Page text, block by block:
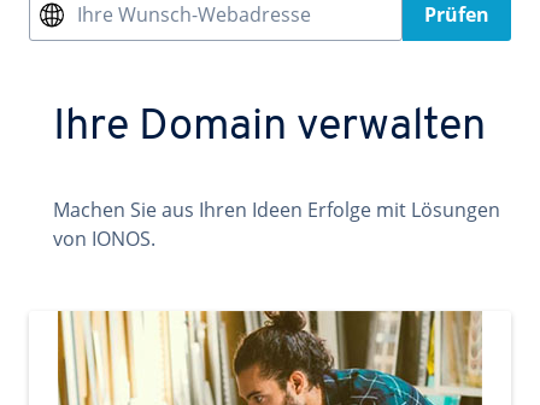
Ihre Wunsch-Webadresse Prüfen
Ihre Domain verwalten
Machen Sie aus Ihren Ideen Erfolge mit Lösungen
von IONOS.